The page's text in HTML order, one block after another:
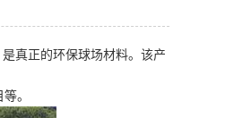
真正的环保球场材料。该产
。